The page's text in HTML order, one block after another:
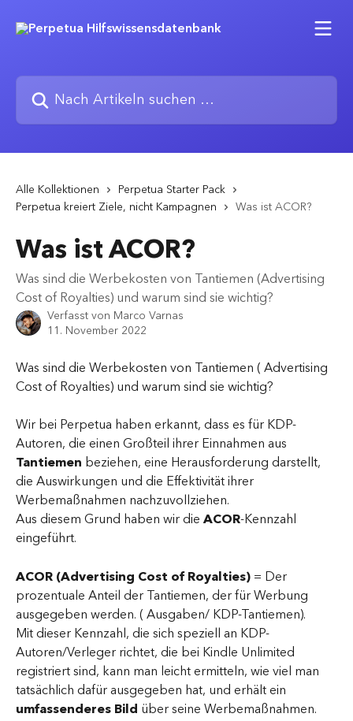
Nach Artikeln suchen …
Alle Kollektionen
Perpetua Starter Pack
Perpetua kreiert Ziele, nicht Kampagnen
Was ist ACOR?
Was ist ACOR?
Was sind die Werbekosten von Tantiemen (Advertising
Cost of Royalties) und warum sind sie wichtig?
Verfasst von Marco Varnas
11. November 2022
Was sind die Werbekosten von Tantiemen ( Advertising
Cost of Royalties) und warum sind sie wichtig?
Wir bei Perpetua haben erkannt, dass es für KDP-
Autoren, die einen Großteil ihrer Einnahmen aus
Tantiemen beziehen, eine Herausforderung darstellt,
die Auswirkungen und die Effektivität ihrer
Werbemaßnahmen nachzuvollziehen.
Aus diesem Grund haben wir die ACOR-Kennzahl
eingeführt.
ACOR (Advertising Cost of Royalties) = Der
prozentuale Anteil der Tantiemen, der für Werbung
ausgegeben werden. ( Ausgaben/ KDP-Tantiemen).
Mit dieser Kennzahl, die sich speziell an KDP-
Autoren/Verleger richtet, die bei Kindle Unlimited
registriert sind, kann man leicht ermitteln, wie viel man
tatsächlich dafür ausgegeben hat, und erhält ein
umfassenderes Bild über seine Werbemaßnahmen.